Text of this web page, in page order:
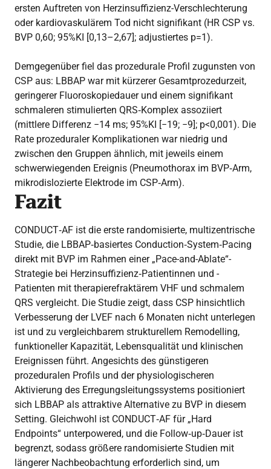
ersten Auftreten von Herzinsuffizienz-Verschlechterung
oder kardiovaskulärem Tod nicht signifikant (HR CSP vs.
BVP 0,60; 95%KI [0,13–2,67]; adjustiertes p=1).
Demgegenüber fiel das prozedurale Profil zugunsten von
CSP aus: LBBAP war mit kürzerer Gesamtprozedurzeit,
geringerer Fluoroskopiedauer und einem signifikant
schmaleren stimulierten QRS‑Komplex assoziiert
(mittlere Differenz −14 ms; 95%KI [−19; −9]; p<0,001). Die
Rate prozeduraler Komplikationen war niedrig und
zwischen den Gruppen ähnlich, mit jeweils einem
schwerwiegenden Ereignis (Pneumothorax im BVP‑Arm,
mikrodislozierte Elektrode im CSP‑Arm).
Fazit
CONDUCT‑AF ist die erste randomisierte, multizentrische
Studie, die LBBAP‑basiertes Conduction‑System‑Pacing
direkt mit BVP im Rahmen einer „Pace-and-Ablate“-
Strategie bei Herzinsuffizienz‑Patientinnen und -
Patienten mit therapierefraktärem VHF und schmalem
QRS vergleicht. Die Studie zeigt, dass CSP hinsichtlich
Verbesserung der LVEF nach 6 Monaten nicht unterlegen
ist und zu vergleichbarem strukturellem Remodelling,
funktioneller Kapazität, Lebensqualität und klinischen
Ereignissen führt. Angesichts des günstigeren
prozeduralen Profils und der physiologischeren
Aktivierung des Erregungsleitungssystems positioniert
sich LBBAP als attraktive Alternative zu BVP in diesem
Setting. Gleichwohl ist CONDUCT‑AF für „Hard
Endpoints“ unterpowered, und die Follow‑up‑Dauer ist
begrenzt, sodass größere randomisierte Studien mit
längerer Nachbeobachtung erforderlich sind, um